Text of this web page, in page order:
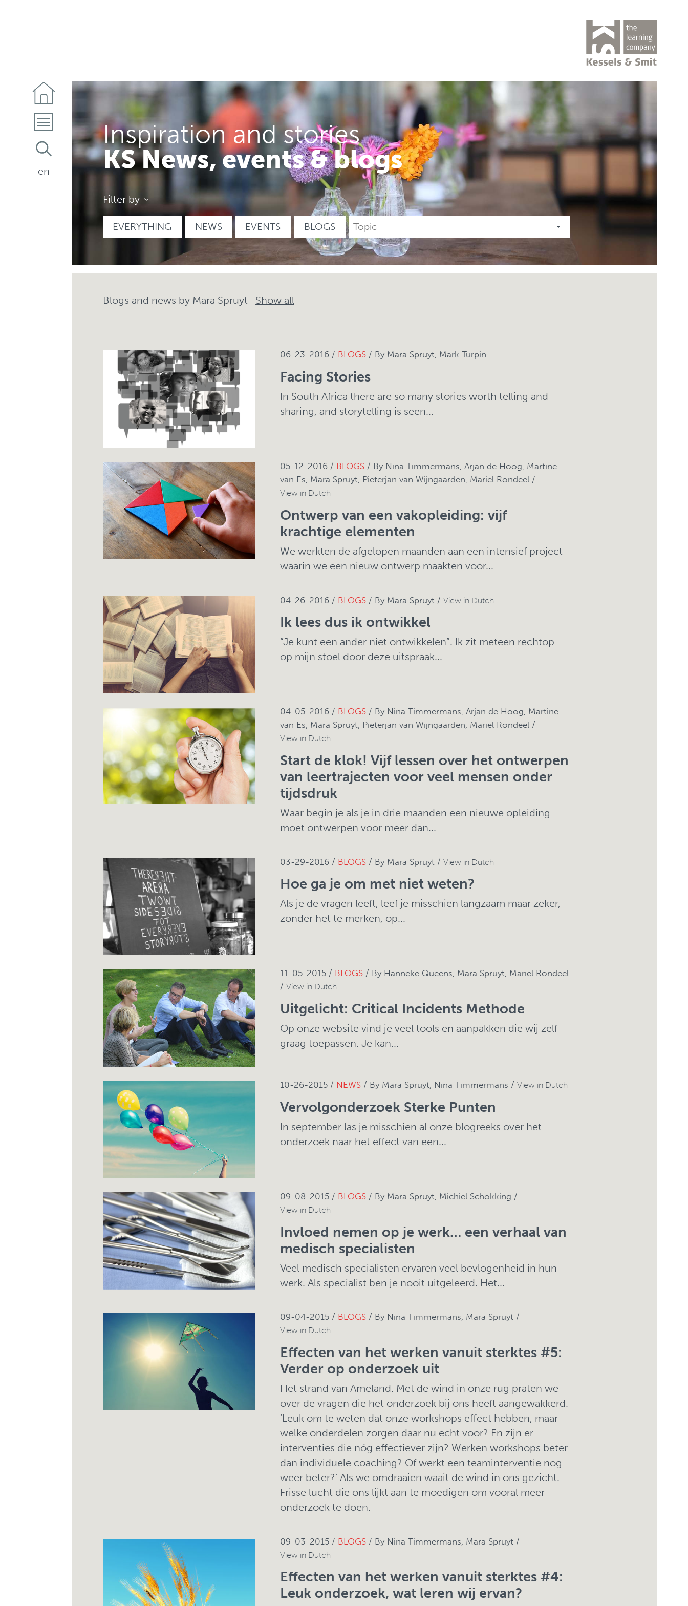
Inspiration and stories
KS News, events & blogs
Filter by
EVERYTHING NEWS EVENTS BLOGS
Blogs and news by Mara Spruyt Show all
06-23-2016 / BLOGS / By Mara Spruyt, Mark Turpin
Facing Stories
In South Africa there are so many stories worth telling and
sharing, and storytelling is seen...
05-12-2016 / BLOGS / By Nina Timmermans, Arjan de Hoog, Martine
van Es, Mara Spruyt, Pieterjan van Wijngaarden, Mariel Rondeel /
View in Dutch
Ontwerp van een vakopleiding: vijf
krachtige elementen
We werkten de afgelopen maanden aan een intensief project
waarin we een nieuw ontwerp maakten voor...
04-26-2016 / BLOGS / By Mara Spruyt / View in Dutch
Ik lees dus ik ontwikkel
“Je kunt een ander niet ontwikkelen”. Ik zit meteen rechtop
op mijn stoel door deze uitspraak...
04-05-2016 / BLOGS / By Nina Timmermans, Arjan de Hoog, Martine
van Es, Mara Spruyt, Pieterjan van Wijngaarden, Mariel Rondeel /
View in Dutch
Start de klok! Vijf lessen over het ontwerpen
van leertrajecten voor veel mensen onder
tijdsdruk
Waar begin je als je in drie maanden een nieuwe opleiding
moet ontwerpen voor meer dan...
03-29-2016 / BLOGS / By Mara Spruyt / View in Dutch
Hoe ga je om met niet weten?
Als je de vragen leeft, leef je misschien langzaam maar zeker,
zonder het te merken, op...
11-05-2015 / BLOGS / By Hanneke Queens, Mara Spruyt, Mariël Rondeel
/ View in Dutch
Uitgelicht: Critical Incidents Methode
Op onze website vind je veel tools en aanpakken die wij zelf
graag toepassen. Je kan...
10-26-2015 / NEWS / By Mara Spruyt, Nina Timmermans / View in Dutch
Vervolgonderzoek Sterke Punten
In september las je misschien al onze blogreeks over het
onderzoek naar het effect van een...
09-08-2015 / BLOGS / By Mara Spruyt, Michiel Schokking /
View in Dutch
Invloed nemen op je werk… een verhaal van
medisch specialisten
Veel medisch specialisten ervaren veel bevlogenheid in hun
werk. Als specialist ben je nooit uitgeleerd. Het...
09-04-2015 / BLOGS / By Nina Timmermans, Mara Spruyt /
View in Dutch
Effecten van het werken vanuit sterktes #5:
Verder op onderzoek uit
Het strand van Ameland. Met de wind in onze rug praten we
over de vragen die het onderzoek bij ons heeft aangewakkerd.
‘Leuk om te weten dat onze workshops effect hebben, maar
welke onderdelen zorgen daar nu echt voor? En zijn er
interventies die nóg effectiever zijn? Werken workshops beter
dan individuele coaching? Of werkt een teaminterventie nog
weer beter?’ Als we omdraaien waait de wind in ons gezicht.
Frisse lucht die ons lijkt aan te moedigen om vooral meer
onderzoek te doen.
09-03-2015 / BLOGS / By Nina Timmermans, Mara Spruyt /
View in Dutch
Effecten van het werken vanuit sterktes #4:
Leuk onderzoek, wat leren wij ervan?
en